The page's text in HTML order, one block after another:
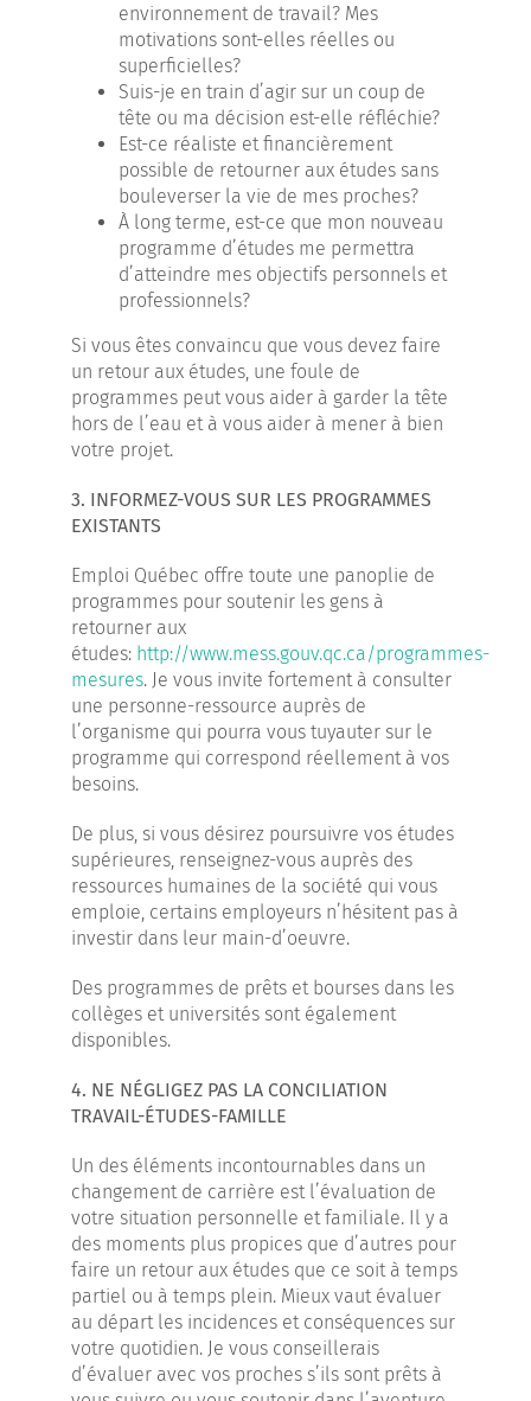
environnement de travail? Mes
motivations sont-elles réelles ou
superficielles?
Suis-je en train d’agir sur un coup de
tête ou ma décision est-elle réfléchie?
Est-ce réaliste et financièrement
possible de retourner aux études sans
bouleverser la vie de mes proches?
À long terme, est-ce que mon nouveau
programme d’études me permettra
d’atteindre mes objectifs personnels et
professionnels?
Si vous êtes convaincu que vous devez faire
un retour aux études, une foule de
programmes peut vous aider à garder la tête
hors de l’eau et à vous aider à mener à bien
votre projet.
3. INFORMEZ-VOUS SUR LES PROGRAMMES
EXISTANTS
Emploi Québec offre toute une panoplie de
programmes pour soutenir les gens à
retourner aux
études: http://www.mess.gouv.qc.ca/programmes-
mesures. Je vous invite fortement à consulter
une personne-ressource auprès de
l’organisme qui pourra vous tuyauter sur le
programme qui correspond réellement à vos
besoins.
De plus, si vous désirez poursuivre vos études
supérieures, renseignez-vous auprès des
ressources humaines de la société qui vous
emploie, certains employeurs n’hésitent pas à
investir dans leur main-d’oeuvre.
Des programmes de prêts et bourses dans les
collèges et universités sont également
disponibles.
4. NE NÉGLIGEZ PAS LA CONCILIATION
TRAVAIL-ÉTUDES-FAMILLE
Un des éléments incontournables dans un
changement de carrière est l’évaluation de
votre situation personnelle et familiale. Il y a
des moments plus propices que d’autres pour
faire un retour aux études que ce soit à temps
partiel ou à temps plein. Mieux vaut évaluer
au départ les incidences et conséquences sur
votre quotidien. Je vous conseillerais
d’évaluer avec vos proches s’ils sont prêts à